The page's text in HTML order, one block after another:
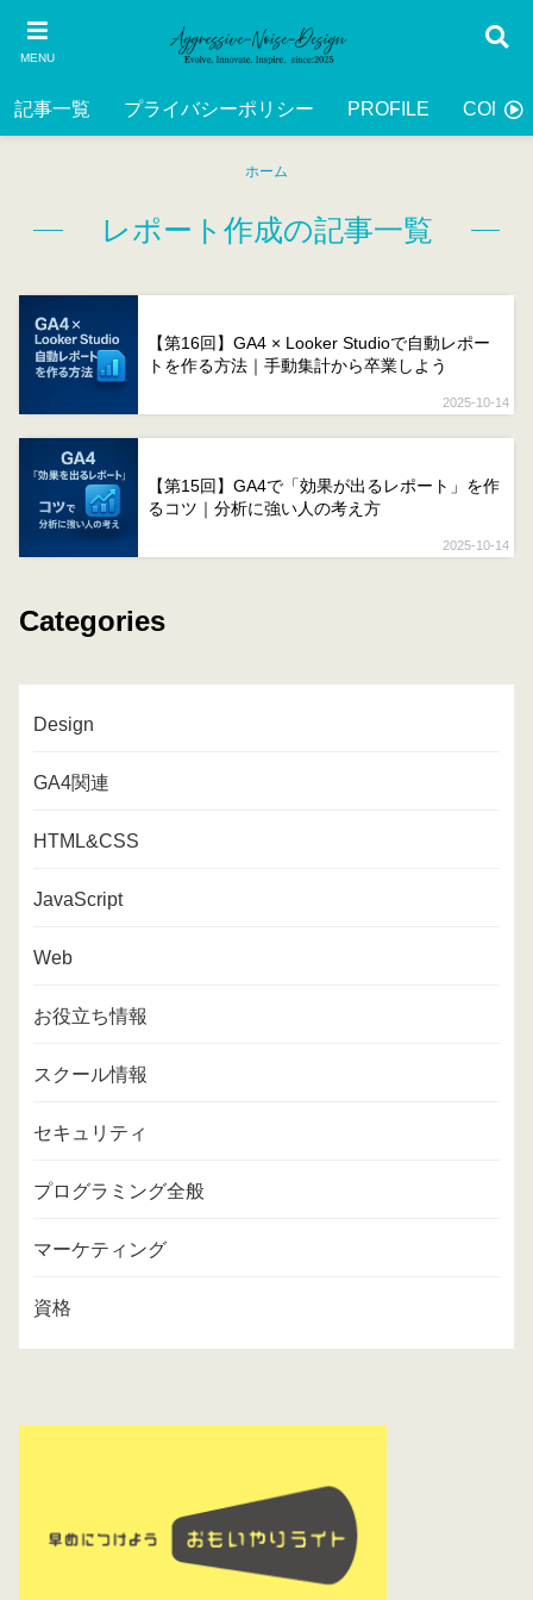
MENU
記事一覧 プライバシーポリシー PROFILE
ホーム
レポート作成の記事一覧
2025-10-14
【第16回】GA4 × Looker Studioで自動レポー
トを作る方法｜手動集計から卒業しよう
2025-10-14
【第15回】GA4で「効果が出るレポート」を作
るコツ｜分析に強い人の考え方
Categories
Design
GA4関連
HTML&CSS
JavaScript
Web
お役立ち情報
スクール情報
セキュリティ
プログラミング全般
マーケティング
資格